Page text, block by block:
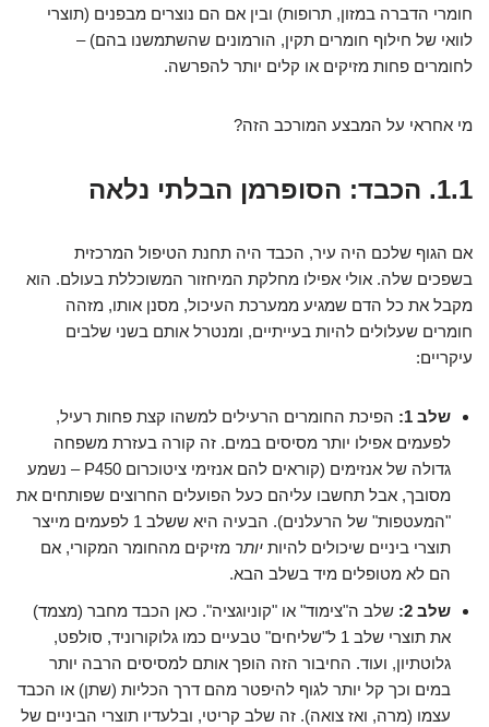
חומרי הדברה במזון, תרופות) ובין אם הם נוצרים מבפנים (תוצרי
לוואי של חילוף חומרים תקין, הורמונים שהשתמשנו בהם) –
לחומרים פחות מזיקים או קלים יותר להפרשה.
מי אחראי על המבצע המורכב הזה?
1.1. הכבד: הסופרמן הבלתי נלאה
אם הגוף שלכם היה עיר, הכבד היה תחנת הטיפול המרכזית
בשפכים שלה. אולי אפילו מחלקת המיחזור המשוכללת בעולם. הוא
מקבל את כל הדם שמגיע ממערכת העיכול, מסנן אותו, מזהה
חומרים שעלולים להיות בעייתיים, ומנטרל אותם בשני שלבים
עיקריים:
שלב 1:
הפיכת החומרים הרעילים למשהו קצת פחות רעיל,
לפעמים אפילו יותר מסיסים במים. זה קורה בעזרת משפחה
גדולה של אנזימים (קוראים להם אנזימי ציטוכרום P450 – נשמע
מסובך, אבל תחשבו עליהם כעל הפועלים החרוצים שפותחים את
"המעטפות" של הרעלנים). הבעיה היא ששלב 1 לפעמים מייצר
תוצרי ביניים שיכולים להיות יותר מזיקים מהחומר המקורי, אם
הם לא מטופלים מיד בשלב הבא.
שלב 2:
שלב ה"צימוד" או "קוניוגציה". כאן הכבד מחבר (מצמד)
את תוצרי שלב 1 ל"שליחים" טבעיים כמו גלוקורוניד, סולפט,
גלוטתיון, ועוד. החיבור הזה הופך אותם למסיסים הרבה יותר
במים וכך קל יותר לגוף להיפטר מהם דרך הכליות (שתן) או הכבד
עצמו (מרה, ואז צואה). זה שלב קריטי, ובלעדיו תוצרי הביניים של